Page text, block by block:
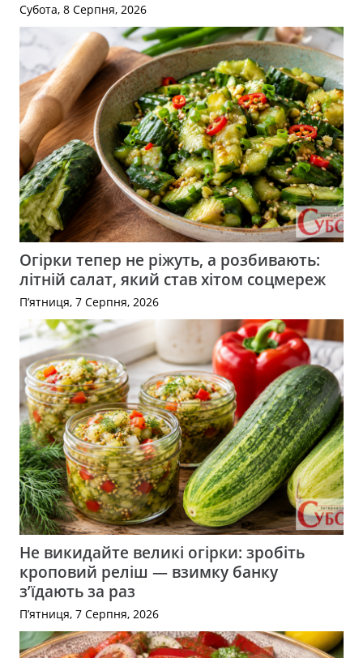
Субота, 8 Серпня, 2026
Огірки тепер не ріжуть, а розбивають:
літній салат, який став хітом соцмереж
П’ятниця, 7 Серпня, 2026
Не викидайте великі огірки: зробіть
кроповий реліш — взимку банку
з’їдають за раз
П’ятниця, 7 Серпня, 2026